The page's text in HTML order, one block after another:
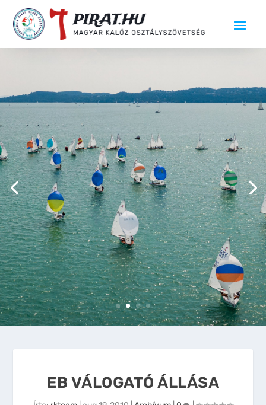
EB VÁLOGATÓ ÁLLÁSA